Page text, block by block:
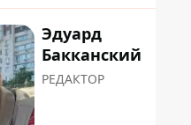
Эдуард
Бакканский
РЕДАКТОР